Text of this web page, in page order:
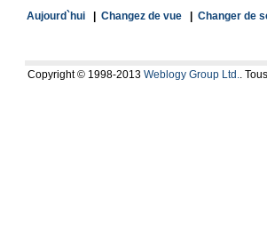
Aujourd`hui| Changez de vue| Changer de
Copyright © 1998-2013 Weblogy Group Ltd..